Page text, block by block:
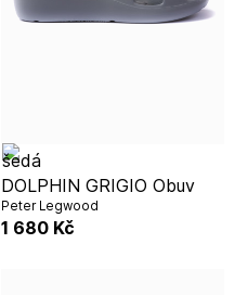
DOLPHIN GRIGIO Obuv
Peter Legwood
1 680 Kč